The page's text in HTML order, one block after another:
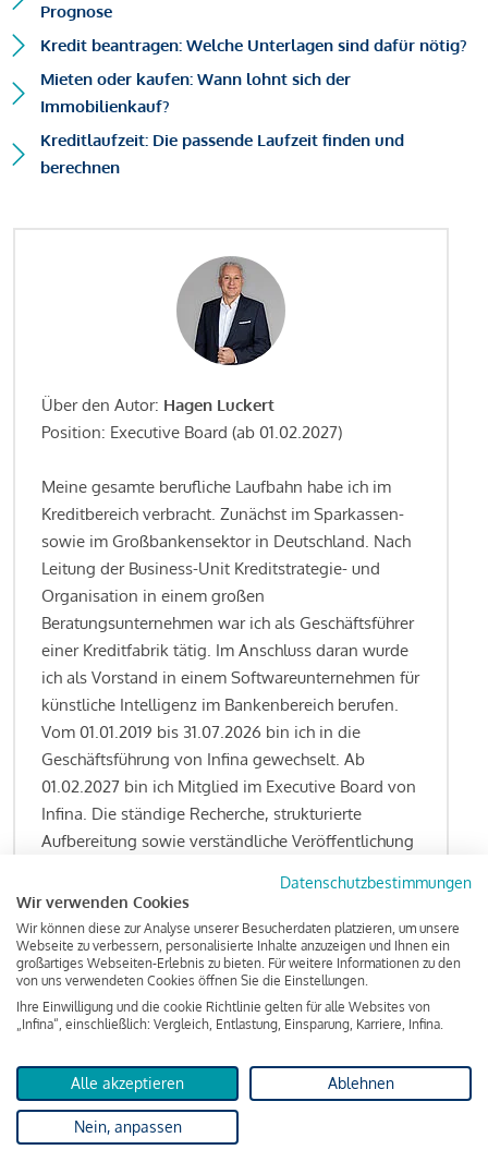
Prognose
Kredit beantragen: Welche Unterlagen sind dafür nötig?
Mieten oder kaufen: Wann lohnt sich der
Immobilienkauf?
Kreditlaufzeit: Die passende Laufzeit finden und
berechnen
Über den Autor: Hagen Luckert
Position: Executive Board (ab 01.02.2027)
Meine gesamte berufliche Laufbahn habe ich im
Kreditbereich verbracht. Zunächst im Sparkassen-
sowie im Großbankensektor in Deutschland. Nach
Leitung der Business-Unit Kreditstrategie- und
Organisation in einem großen
Beratungsunternehmen war ich als Geschäftsführer
einer Kreditfabrik tätig. Im Anschluss daran wurde
ich als Vorstand in einem Softwareunternehmen für
künstliche Intelligenz im Bankenbereich berufen.
Vom 01.01.2019 bis 31.07.2026 bin ich in die
Geschäftsführung von Infina gewechselt. Ab
01.02.2027 bin ich Mitglied im Executive Board von
Infina. Die ständige Recherche, strukturierte
Aufbereitung sowie verständliche Veröffentlichung
Kreditgeschäft gehören zu den wesentlichen
Schwerpunktsetzungen meiner Funktion.
Lesen Sie meine Finanzierungs-Tipps
KreditindexDas Wohnkredit Barometer
Datenschutzbestimmungen
Wir verwenden Cookies
Wir können diese zur Analyse unserer Besucherdaten platzieren, um unsere
Webseite zu verbessern, personalisierte Inhalte anzuzeigen und Ihnen ein
großartiges Webseiten-Erlebnis zu bieten. Für weitere Informationen zu den
von uns verwendeten Cookies öffnen Sie die Einstellungen.
Ihre Einwilligung und die cookie Richtlinie gelten für alle Websites von
„Infina“, einschließlich: Vergleich, Entlastung, Einsparung, Karriere, Infina.
Alle akzeptieren Ablehnen
Nein, anpassen